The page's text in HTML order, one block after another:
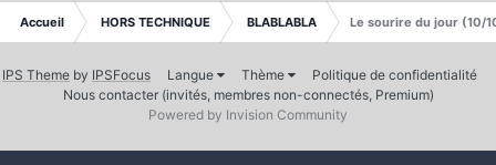
Accueil HORS TECHNIQUE BLABLABLA Le sourire du jour (10/
IPS Theme by IPSFocus Langue Thème
Politique de confidentialité
Nous contacter (invités, membres non-connectés, Premium)
Powered by Invision Community